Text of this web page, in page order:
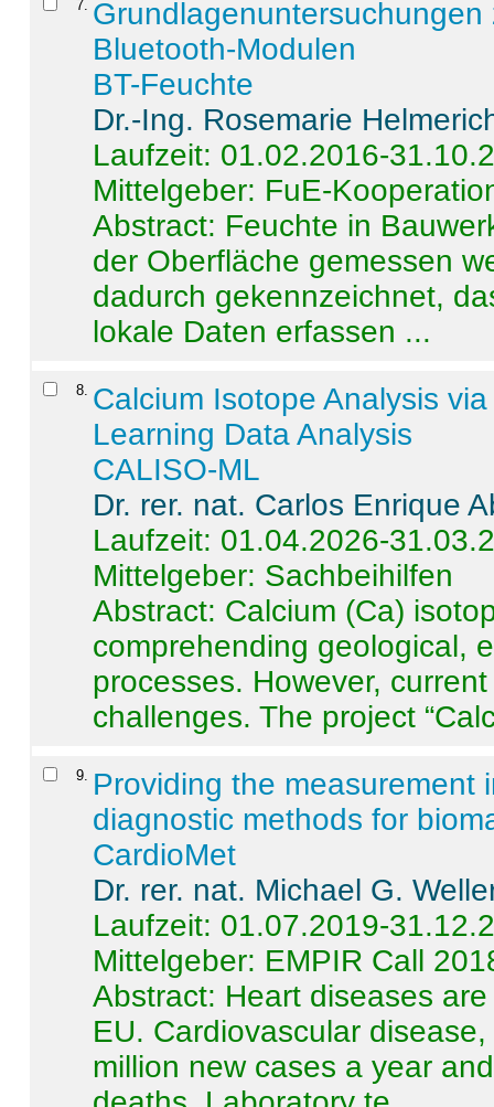
7
Bluetooth-Modulen
BT-Feuchte
Dr.-Ing. Rosemarie
Laufzeit: 01.02.2016-
Mittelgeber: FuE-
Abstract: Feuchte in
der Oberfläche gemessen
dadurch gekennzeichnet,
lokale Daten erfassen ...
8 Calcium Isotope Analysis
Learning Data Analysis
CALISO-ML
Dr. rer. nat. Carlos Enrique
Laufzeit: 01.04.2026-
Mittelgeber: Sachbeihilfen
Abstract: Calcium (Ca)
comprehending geological,
processes. However,
challenges. The project
9
Providing the measurement
diagnostic methods for
CardioMet
Dr. rer. nat. Michael G.
Laufzeit: 01.07.2019-
Mittelgeber: EMPIR Call
Abstract: Heart diseases
EU. Cardiovascular
million new cases a year